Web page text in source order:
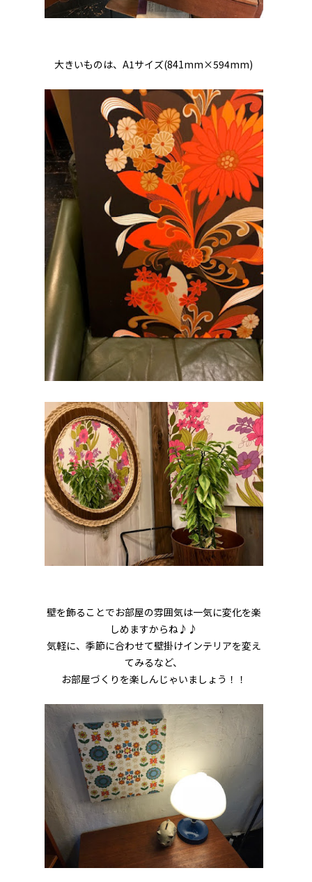
大きいものは、A1サイズ(841mm×594mm)
壁を飾ることでお部屋の雰囲気は一気に変化を楽
しめますからね♪♪
気軽に、季節に合わせて壁掛けインテリアを変え
てみるなど、
お部屋づくりを楽しんじゃいましょう！！